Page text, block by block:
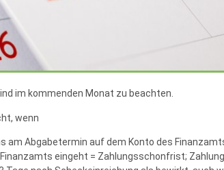
im kommenden Monat zu beachten.
wenn
am Abgabetermin auf dem Konto des
eingeht = Zahlungsschonfrist;